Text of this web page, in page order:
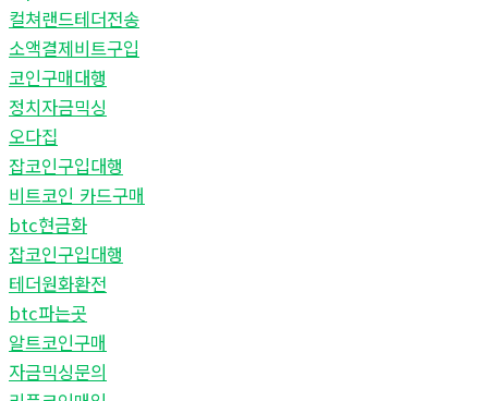
컬쳐랜드테더전송
소액결제비트구입
코인구매대행
정치자금믹싱
오다집
잡코인구입대행
비트코인 카드구매
btc현금화
잡코인구입대행
테더원화환전
btc파는곳
알트코인구매
자금믹싱문의